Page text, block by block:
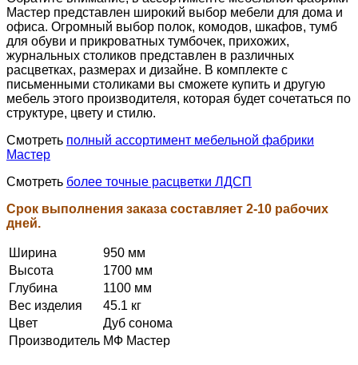
Мастер представлен широкий выбор мебели для дома и
офиса. Огромный выбор полок, комодов, шкафов, тумб
для обуви и прикроватных тумбочек, прихожих,
журнальных столиков представлен в различных
расцветках, размерах и дизайне. В комплекте с
письменными столиками вы сможете купить и другую
мебель этого производителя, которая будет сочетаться по
структуре, цвету и стилю.
Смотреть полный ассортимент мебельной фабрики
Мастер
Смотреть более точные расцветки ЛДСП
Срок выполнения заказа составляет 2-10 рабочих
дней.
Ширина
950 мм
Высота
1700 мм
Глубина
1100 мм
Вес изделия
45.1 кг
Цвет
Дуб сонома
Производитель МФ Мастер